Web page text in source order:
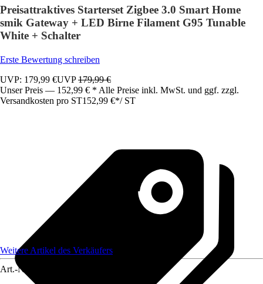
Preisattraktives Starterset Zigbee 3.0 Smart Home
smik Gateway + LED Birne Filament G95 Tunable
White + Schalter
Erste Bewertung schreiben
UVP: 179,99 €UVP179,99 €
Unser Preis — 152,99 € * Alle Preise inkl. MwSt. und ggf. zzgl.
Versandkosten pro ST152,99 €*/ ST
Weitere Artikel des Verkäufers
Art.-Nr.